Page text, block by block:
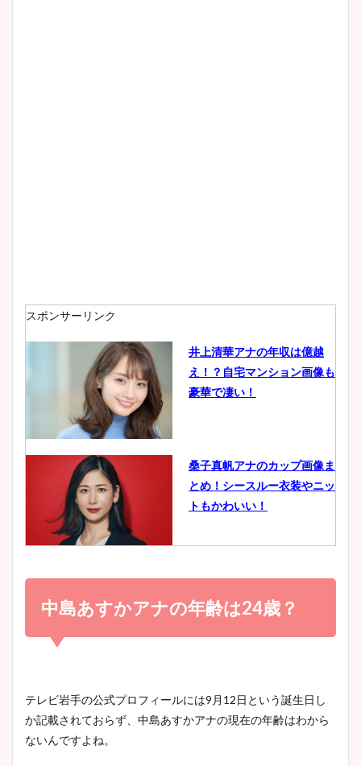
肉も凄い！
鈴木唯の太ってた時の体重が
ヤバすぎww原因や痩せたダ
豊島実季アナのカップ画像ま
とめ！美脚や水着姿に年齢も
宇賀神メグアナのニット画像
池谷実悠アナのメガネ画像が
スポンサーリンク
井上清華アナの年収は億越
え！？自宅マンション画像も
豪華で凄い！
桑子真帆アナのカップ画像ま
とめ！シースルー衣装やニッ
トもかわいい！
小室瑛莉子のカップ画像まと
め！足が美脚でニット衣装も
かわいい！
清水麻椰アナのかわいい画
像！身長やカップ、同期や
中島あすかアナの年齢は24歳？
テレビ岩手の公式プロフィールには9 月 12日という誕生日し
か記載されておらず、中島あすかアナの現在の年齢はわから
ないんですよね。